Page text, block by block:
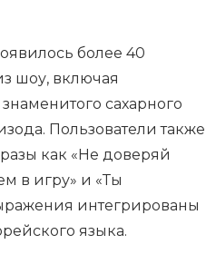
более 40
шоу, включая
сахарного
Пользователи также
как «Не доверяй
в игру» и «Ты
интегрированы
языка.